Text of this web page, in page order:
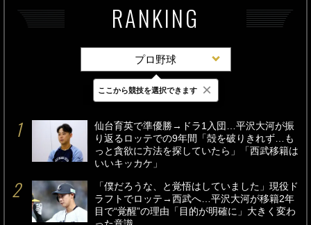
RANKING
プロ野球
最新 24時間 週間
仙台育英で準優勝→ドラ1入団…平沢大河が振
り返るロッテでの9年間「殻を破りきれず…も
っと貪欲に方法を探していたら」「西武移籍は
いいキッカケ」
「僕だろうな、と覚悟はしていました」現役ド
ラフトでロッテ→西武へ…平沢大河が移籍2年
目で“覚醒”の理由「目的が明確に」大きく変わ
ここから競技を選択できます ×